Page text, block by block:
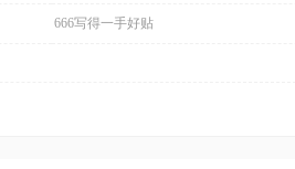
666写得一手好贴